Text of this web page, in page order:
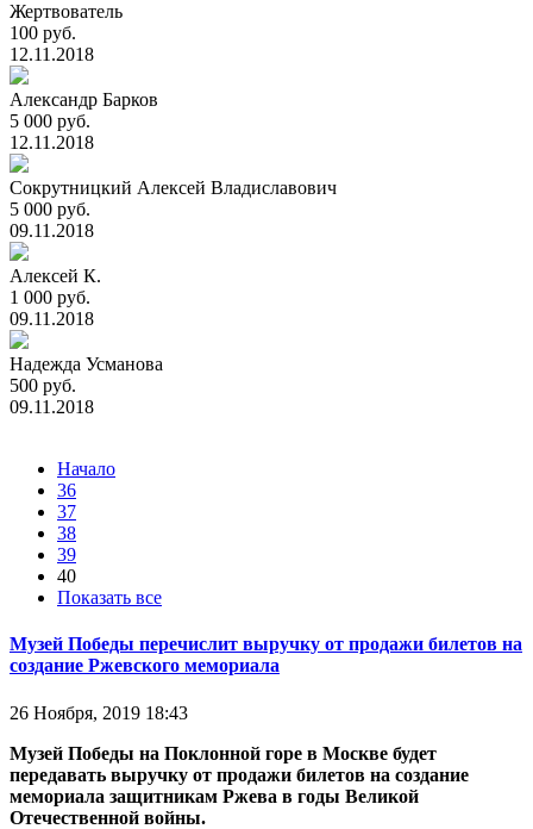
Жертвователь
100 руб.
12.11.2018
Александр Барков
5 000 руб.
12.11.2018
Сокрутницкий Алексей Владиславович
5 000 руб.
09.11.2018
Алексей К.
1 000 руб.
09.11.2018
Надежда Усманова
500 руб.
09.11.2018
Начало
36
37
38
39
40
Показать все
Музей Победы перечислит выручку от продажи билетов на
создание Ржевского мемориала
26 Ноября, 2019 18:43
Музей Победы на Поклонной горе в Москве будет
передавать выручку от продажи билетов на создание
мемориала защитникам Ржева в годы Великой
Отечественной войны.